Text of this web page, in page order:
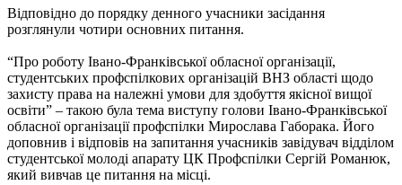
Відповідно до порядку денного учасники засідання
розглянули чотири основних питання.
“Про роботу Івано-Франківської обласної організації,
студентських профспілкових організацій ВНЗ області щодо
захисту права на належні умови для здобуття якісної вищої
освіти” – такою була тема виступу голови Івано-Франківської
обласної організації профспілки Мирослава Габорака. Його
доповнив і відповів на запитання учасників завідувач відділом
студентської молоді апарату ЦК Профспілки Сергій Романюк,
який вивчав це питання на місці.